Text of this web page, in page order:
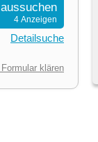
aussuchen
4 Anzeigen
Detailsuche
Formular klären